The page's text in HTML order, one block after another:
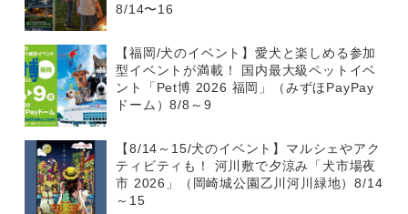
8/14〜16
【福岡/犬のイベント】愛犬と楽しめる参加
型イベントが満載！ 国内最大級ペットイベ
ント「Pet博 2026 福岡」（みずほPayPay
ドーム）8/8～9
【8/14～15/犬のイベント】マルシェやアク
ティビティも！ 河川敷で夕涼み「犬市場夜
市 2026」（岡崎城公園乙川河川緑地）8/14
～15